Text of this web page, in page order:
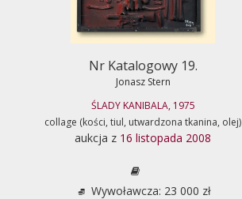
Nr Katalogowy 19.
Jonasz Stern
ŚLADY KANIBALA, 1975
collage (kości, tiul, utwardzona tkanina, olej)
aukcja z 16 listopada 2008
Wywoławcza: 23 000 zł